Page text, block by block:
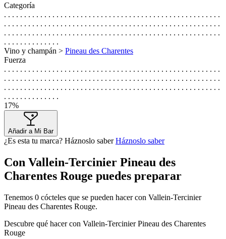
Categoría
. . . . . . . . . . . . . . . . . . . . . . . . . . . . . . . . . . . . . . . . . . . . . . . . . . . . . .
. . . . . . . . . . . . . . . . . . . . . . . . . . . . . . . . . . . . . . . . . . . . . . . . . . . . . .
. . . . . . . . . . . . . . . . . . . . . . . . . . . . . . . . . . . . . . . . . . . . . . . . . . . . . .
. . . . . . . . . . . . . .
Vino y champán > Pineau des Charentes
Fuerza
. . . . . . . . . . . . . . . . . . . . . . . . . . . . . . . . . . . . . . . . . . . . . . . . . . . . . .
. . . . . . . . . . . . . . . . . . . . . . . . . . . . . . . . . . . . . . . . . . . . . . . . . . . . . .
. . . . . . . . . . . . . . . . . . . . . . . . . . . . . . . . . . . . . . . . . . . . . . . . . . . . . .
. . . . . . . . . . . . . .
17%
Añadir a Mi Bar
¿Es esta tu marca? Háznoslo saberHáznoslo saber
Con Vallein-Tercinier Pineau des
Charentes Rouge puedes preparar
Tenemos 0 cócteles que se pueden hacer con Vallein-Tercinier
Pineau des Charentes Rouge.
Descubre qué hacer con Vallein-Tercinier Pineau des Charentes
Rouge